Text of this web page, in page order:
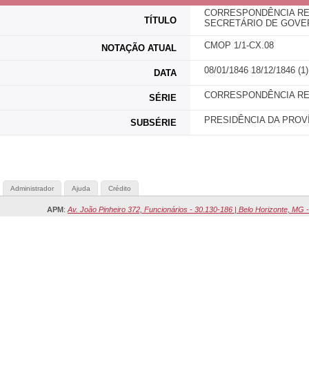
TÍTULO
CORRESPONDÊNCIA
SECRETÁRIO DE
NOTAÇÃO ATUAL CMOP 1/1-CX.08
DATA 08/01/1846 18/12/1846 (1)
SÉRIE CORRESPONDÊNCIA
SUBSÉRIE PRESIDÊNCIA DA
Administrador Ajuda Crédito
APM: Av. João Pinheiro 372, Funcionários - 30.130-186 | Belo Horizonte, MG